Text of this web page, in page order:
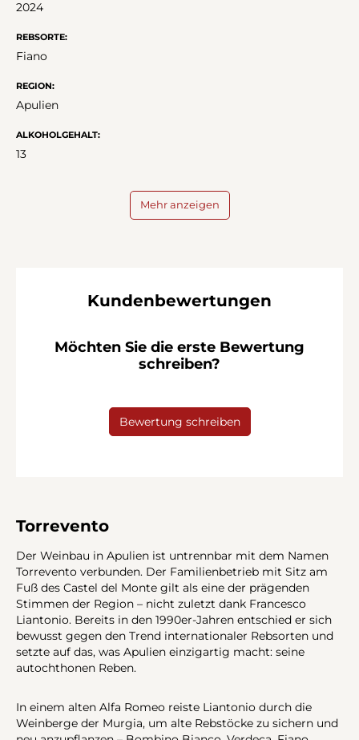
2024
REBSORTE:
Fiano
REGION:
Apulien
ALKOHOLGEHALT:
13
Mehr anzeigen
Kundenbewertungen
Möchten Sie die erste Bewertung
schreiben?
Bewertung schreiben
Torrevento
Der Weinbau in Apulien ist untrennbar mit dem Namen
Torrevento verbunden. Der Familienbetrieb mit Sitz am
Fuß des Castel del Monte gilt als eine der prägenden
Stimmen der Region – nicht zuletzt dank Francesco
Liantonio. Bereits in den 1990er-Jahren entschied er sich
bewusst gegen den Trend internationaler Rebsorten und
setzte auf das, was Apulien einzigartig macht: seine
autochthonen Reben.
In einem alten Alfa Romeo reiste Liantonio durch die
Weinberge der Murgia, um alte Rebstöcke zu sichern und